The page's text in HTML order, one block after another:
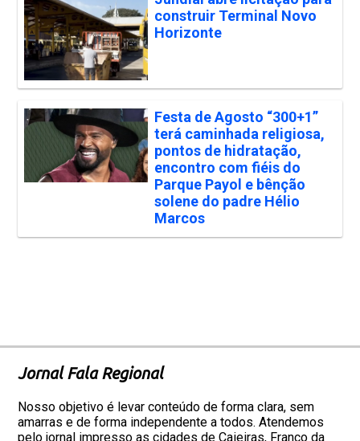
construir Terminal Novo
Horizonte
Festa de Agosto “300+1”
terá caminhada religiosa,
pontos de hidratação,
encontro com fiéis do
Parque Payol e bênção
solene do padre Hélio
Marcos
Jornal Fala Regional
Nosso objetivo é levar conteúdo de forma clara, sem
amarras e de forma independente a todos. Atendemos
pelo jornal impresso as cidades de Caieiras, Franco da